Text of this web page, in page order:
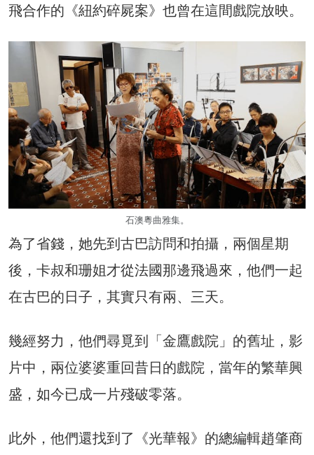
飛合作的《紐約碎屍案》也曾在這間戲院放映。
石澳粵曲雅集。
為了省錢，她先到古巴訪問和拍攝，兩個星期
後，卡叔和珊姐才從法國那邊飛過來，他們一起
在古巴的日子，其實只有兩、三天。
幾經努力，他們尋覓到「金鷹戲院」的舊址，影
片中，兩位婆婆重回昔日的戲院，當年的繁華興
盛，如今已成一片殘破零落。
此外，他們還找到了《光華報》的總編輯趙肇商